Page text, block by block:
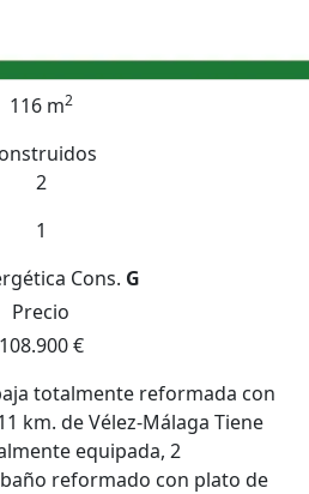
116 m2
2
1
Cons. G
Precio
108.900 €
totalmente reformada con
km. de Vélez-Málaga Tiene
equipada, 2
reformado con plato de